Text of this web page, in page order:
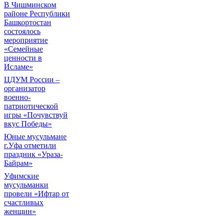
В Чишминском
районе Республики
Башкортостан
состоялось
мероприятие
«Семейные
ценности в
Исламе»
ЦДУМ России –
организатор
военно-
патриотической
игры «Почувствуй
вкус Победы»
Юные мусульмане
г.Уфа отметили
праздник «Ураза-
Байрам»
Уфимские
мусульманки
провели «Ифтар от
счастливых
женщин»